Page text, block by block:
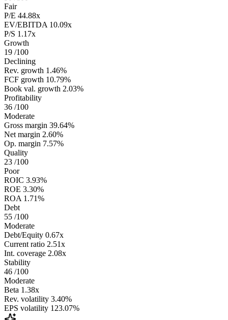
Fair
P/E 44.88x
EV/EBITDA 10.09x
P/S 1.17x
Growth
19 /100
Declining
Rev. growth 1.46%
FCF growth 10.79%
Book val. growth 2.03%
Profitability
36 /100
Moderate
Gross margin 39.64%
Net margin 2.60%
Op. margin 7.57%
Quality
23 /100
Poor
ROIC 3.93%
ROE 3.30%
ROA 1.71%
Debt
55 /100
Moderate
Debt/Equity 0.67x
Current ratio 2.51x
Int. coverage 2.08x
Stability
46 /100
Moderate
Beta 1.38x
Rev. volatility 3.40%
EPS volatility 123.07%